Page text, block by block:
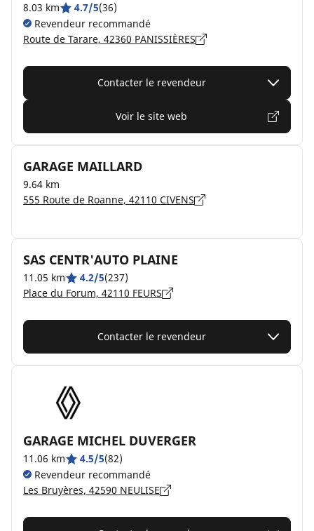
8.03 km 4.7/5(36)
Revendeur recommandé
Route de Tarare, 42360 PANISSIÈRES
Contacter le revendeur
Voir le site web
GARAGE MAILLARD
9.64 km
555 Route de Roanne, 42110 CIVENS
SAS CENTR'AUTO PLAINE
11.05 km 4.2/5(237)
Place du Forum, 42110 FEURS
Contacter le revendeur
GARAGE MICHEL DUVERGER
11.06 km 4.5/5(82)
Revendeur recommandé
Les Bruyères, 42590 NEULISE